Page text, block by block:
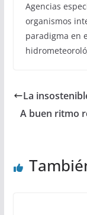
Agencias
organismos
paradigma en
La
A buen ritmo